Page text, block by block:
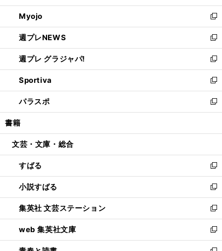
開
く
ウ
で
開
く
ン
ド
ウ
で
開
く
ウ
ィ
ン
ド
ウ
で
開
く
Myojo
新
し
い
ウ
ィ
ン
ド
ウ
で
開
週プレNEWS
新
し
い
ウ
ィ
ン
ド
ウ
開
週プレ グラジャパ!
新
し
い
ウ
ィ
ン
ウ
開
く
Sportiva
新
し
い
ウ
ン
ウ
で
開
く
パラスポ
新
し
ウ
ン
ド
ウ
で
開
く
書籍
文芸・文庫・総合
すばる
新
し
い
ウ
ィ
ン
ド
ウ
小説すばる
新
し
い
ウ
ィ
ン
集英社 文芸ステーション
新
し
い
ウ
web 集英社文庫
新
し